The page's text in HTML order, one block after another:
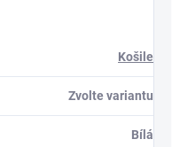
Košile
Zvolte variantu
Bílá